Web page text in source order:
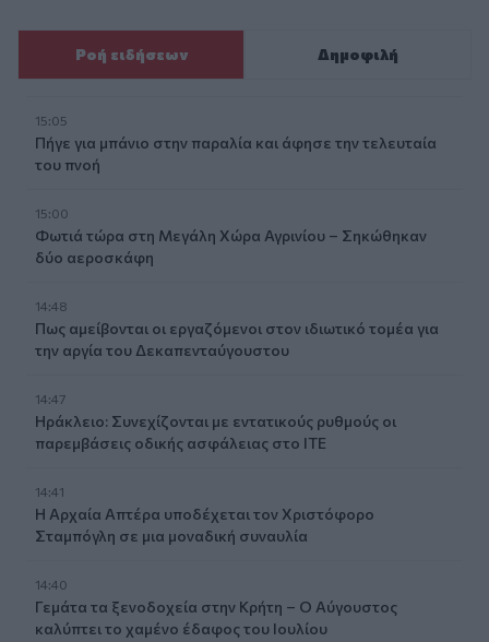
Ροή ειδήσεων Δημοφιλή
15:05
Πήγε για μπάνιο στην παραλία και άφησε την τελευταία
του πνοή
15:00
Φωτιά τώρα στη Μεγάλη Χώρα Αγρινίου – Σηκώθηκαν
δύο αεροσκάφη
14:48
Πως αμείβονται οι εργαζόμενοι στον ιδιωτικό τομέα για
την αργία του Δεκαπενταύγουστου
14:47
Ηράκλειο: Συνεχίζονται με εντατικούς ρυθμούς οι
παρεμβάσεις οδικής ασφάλειας στο ΙΤΕ
14:41
Η Αρχαία Απτέρα υποδέχεται τον Χριστόφορο
Σταμπόγλη σε μια μοναδική συναυλία
14:40
Γεμάτα τα ξενοδοχεία στην Κρήτη – Ο Αύγουστος
καλύπτει το χαμένο έδαφος του Ιουλίου